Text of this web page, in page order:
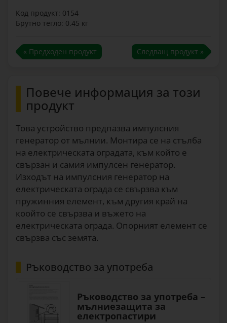
Код продукт: 0154
Брутно тегло: 0.45 кг
« Предходен продукт Следващ продукт »
Повече информация за този
продукт
Това устройство предпазва импулсния
генератор от мълнии. Монтира се на стълба
на електрическата оградата, към който е
свързан и самия импулсен генератор.
Изходът на импулсния генератор на
електрическата ограда се свързва към
пружинния елемент, към другия край на
коойто се свързва и въжето на
електрическата ограда. Опорният елемент се
свързва със земята.
Ръководство за употреба
Ръководство за употреба –
мълниезащита за
електропастири